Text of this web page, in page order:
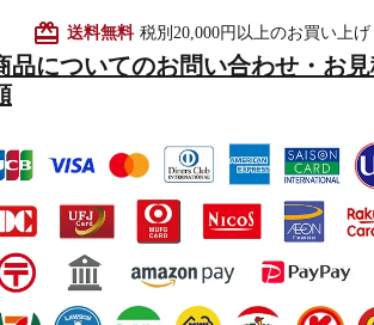
半装
掲示板・屋外用品
物
card_giftcard 送料無料 税別20,000円以上のお買い上げ
品についてのお問い合わせ・お